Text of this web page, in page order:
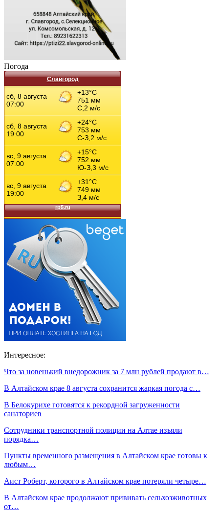
Погода
Славгород
Интересное:
Что за новенький внедорожник за 7 млн рублей продают в…
В Алтайском крае 8 августа сохранится жаркая погода с…
В Белокурихе готовятся к рекордной загруженности
санаториев
Сотрудники транспортной полиции на Алтае изъяли
порядка…
Пункты временного размещения в Алтайском крае готовы к
любым…
Аист Роберт, которого в Алтайском крае потеряли четыре…
В Алтайском крае продолжают прививать сельхозживотных
от…